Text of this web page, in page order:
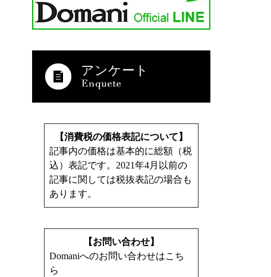
アンケート
【消費税の価格表記について】
記事内の価格は基本的に総額（税
込）表記です。2021年4月以前の
記事に関しては税抜表記の場合も
あります。
【お問い合わせ】
Domaniへのお問い合わせはこち
ら